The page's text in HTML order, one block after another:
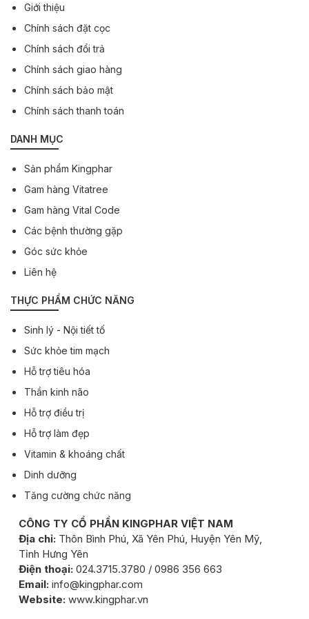
Giới thiệu
Chính sách đặt cọc
Chính sách đổi trả
Chính sách giao hàng
Chính sách bảo mật
Chính sách thanh toán
DANH MỤC
Sản phẩm Kingphar
Gam hàng Vitatree
Gam hàng Vital Code
Các bệnh thường gặp
Góc sức khỏe
Liên hệ
THỰC PHẨM CHỨC NĂNG
Sinh lý - Nội tiết tố
Sức khỏe tim mạch
Hỗ trợ tiêu hóa
Thần kinh não
Hỗ trợ điều trị
Hỗ trợ làm đẹp
Vitamin & khoáng chất
Dinh dưỡng
Tăng cường chức năng
CÔNG TY CỔ PHẦN KINGPHAR VIỆT NAM
Địa chỉ: Thôn Bình Phú, Xã Yên Phú, Huyện Yên Mỹ,
Tỉnh Hưng Yên
Điện thoại: 024.3715.3780 / 0986 356 663
Email: info@kingphar.com
Website: www.kingphar.vn